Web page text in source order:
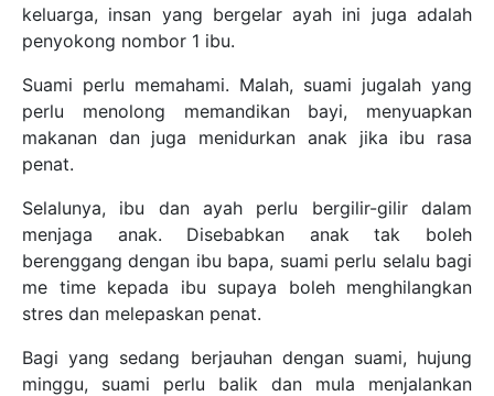
keluarga, insan yang bergelar ayah ini juga adalah
penyokong nombor 1 ibu.
Suami perlu memahami. Malah, suami jugalah yang
perlu menolong memandikan bayi, menyuapkan
makanan dan juga menidurkan anak jika ibu rasa
penat.
Selalunya, ibu dan ayah perlu bergilir-gilir dalam
menjaga anak. Disebabkan anak tak boleh
berenggang dengan ibu bapa, suami perlu selalu bagi
me time kepada ibu supaya boleh menghilangkan
stres dan melepaskan penat.
Bagi yang sedang berjauhan dengan suami, hujung
minggu, suami perlu balik dan mula menjalankan